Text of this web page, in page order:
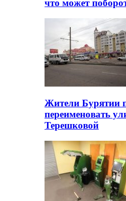
что может
Жители Бурятии
переименовать
Терешковой